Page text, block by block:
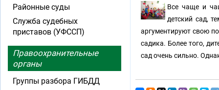
Все чаще и
детский сад,
аргументируют свою
садика. Более того,
сад очень сильно.
Районные суды
Служба судебных
приставов (УФССП)
Правоохранительные
органы
Группы разбора ГИБДД